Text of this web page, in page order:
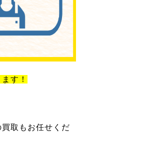
す！
取もお任せくだ